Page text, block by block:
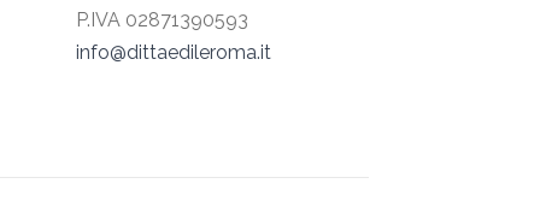
P.IVA 02871390593
info@dittaedileroma.it